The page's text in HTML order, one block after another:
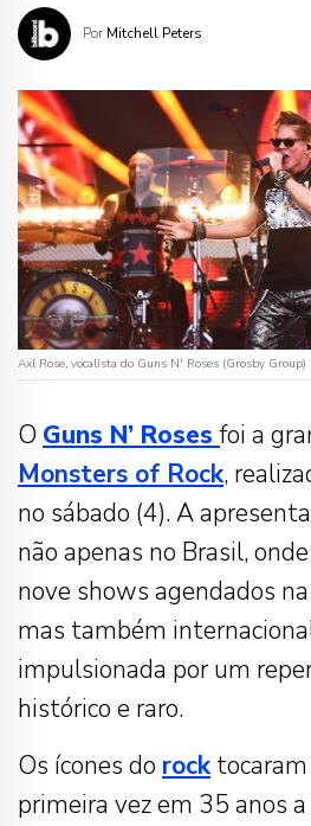
Por Mitchell Peters
Axl Rose, vocalista do Guns N' Roses (Grosby Group)
O Guns N’ Roses foi a
Monsters of Rock,
no sábado (4). A
não apenas no Brasil,
nove shows agendados
mas também
impulsionada por um
histórico e raro.
Os ícones do rock tocaram
primeira vez em 35 anos a